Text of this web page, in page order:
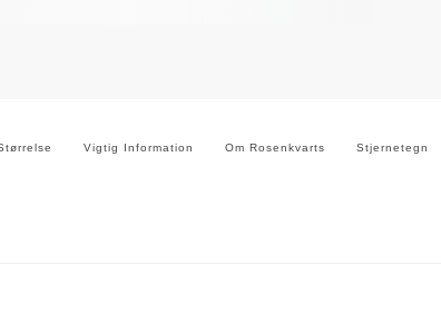
Vigtig Information Om Rosenkvarts Stjernetegn